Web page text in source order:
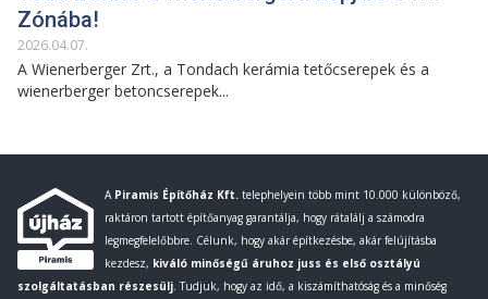
Zónába!
2026.04.07.
A Wienerberger Zrt., a Tondach kerámia tetőcserepek és a
wienerberger betoncserepek...
A Piramis Építőház Kft. telephelyein több mint 10.000 különböző,
raktáron tartott építőanyag garantálja, hogy rátalálj a számodra
legmegfelelőbbre. Célunk, hogy akár építkezésbe, akár felújításba
kezdesz, kiváló minőségű áruhoz juss és első osztályú
szolgáltatásban részesülj . Tudjuk, hogy az idő, a kiszámíthatóság és a minőség